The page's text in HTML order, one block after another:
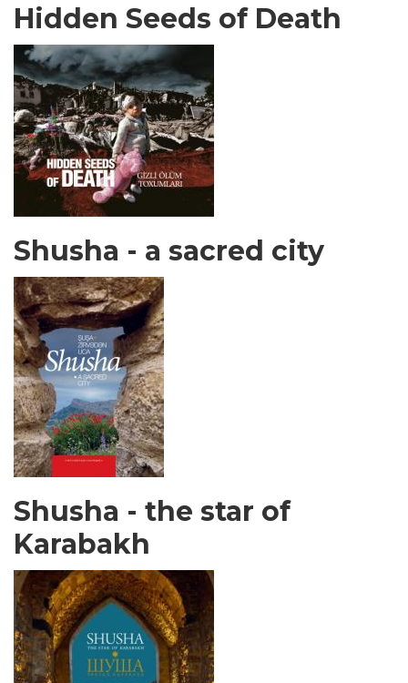
Hidden Seeds of Death
Shusha - a sacred city
Shusha - the star of
Karabakh